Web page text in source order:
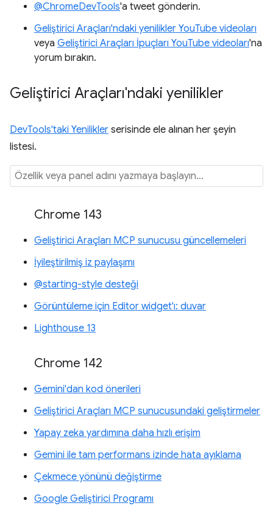
@ChromeDevTools'a tweet gönderin.
Geliştirici Araçları'ndaki yenilikler YouTube videoları
veya Geliştirici Araçları İpuçları YouTube videoları'na
yorum bırakın.
Geliştirici Araçları'ndaki yenilikler
DevTools'taki Yenilikler serisinde ele alınan her şeyin
listesi.
Chrome 143
Geliştirici Araçları MCP sunucusu güncellemeleri
İyileştirilmiş iz paylaşımı
@starting-style desteği
Görüntüleme için Editor widget'ı: duvar
Lighthouse 13
Chrome 142
Gemini'dan kod önerileri
Geliştirici Araçları MCP sunucusundaki geliştirmeler
Yapay zeka yardımına daha hızlı erişim
Gemini ile tam performans izinde hata ayıklama
Çekmece yönünü değiştirme
Google Geliştirici Programı